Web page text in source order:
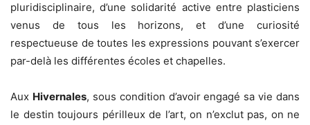
pluridisciplinaire, d’une solidarité active entre plasticiens
venus de tous les horizons, et d’une curiosité
respectueuse de toutes les expressions pouvant s’exercer
par-delà les différentes écoles et chapelles.
Aux Hivernales, sous condition d’avoir engagé sa vie dans
le destin toujours périlleux de l’art, on n’exclut pas, on ne